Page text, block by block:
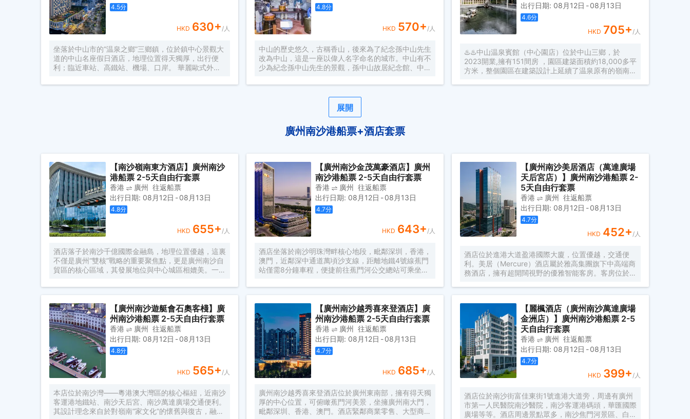
4.5分
HKD 630+/人
坐落於中山市的“温泉之鄉”三鄉鎮，位於鎮中心景觀大
道的中山名座假日酒店，地理位置得天獨厚，出行便
利；臨近車站、高鐵站、機場、口岸。 華麗歐式外
整片地下停車場、尊貴享受禮遇、高級轎車接送服務、
4.8分
HKD 570+/人
中山的歷史悠久，古稱香山，後來為了紀念孫中山先生
改為中山，這是一座以偉人名字命名的城市。中山有不
少為紀念孫中山先生的景觀，孫中山故居紀念館、中山
香的建築，很適合攝影愛好者前往拍照。中山南郊的長
江水世界是親子遊的好地方，著各種水上遊樂設施和水
療項目，感受清涼。情侶們則可以前往幻彩摩天輪，和
心愛的人在輪頂欣賞中山的無敵夜景。 作為孫中山的
居、中山城、岐江公園等都可以找到孫中山的遺跡。同
出行日期: 08月12日 -08月13日
4.6分
HKD 705+/人
♨️♨️中山温泉賓館（中心園店）位於中山三鄉，於
2023開業,擁有151間房 ，園區建築面積約18,000多平
方米，整個園區在建築設計上延續了温泉原有的嶺南風
展開
廣州南沙港船票+酒店套票
【南沙嶺南東方酒店】廣州南沙
港船票 2-5天自由行套票
香港 廣州 往返船票
出行日期: 08月12日 -08月13日
4.8分
HKD 655+/人
酒店落子於南沙千億國際金融島，地理位置優越，這裏
不僅是廣州“雙核”戰略的重要聚焦點，更是廣州南沙自
貿區的核心區域，其發展地位與中心城區相媲美。一小
的設計匠心獨運，融入中式古典美學。飄檐承襲古典起
翹之韻，整體造型俯瞰如字母“A”，既展中國氣派，又
含西式願景——Amazing（令人驚歎），
Astonishing（令人震撼），隱含着酒店將成為南沙乃
至全球矚目的中式美學新地標的美好期許。 酒店作為
南沙國際會展中心綜合體重要組成部分，以“木棉花
開，鴻翔海絲”之設計理念，以大灣區金融新地標之姿
態，締造南沙“立足灣區、協同港澳、面向世界”的實踐
範本。
【廣州南沙金茂萬豪酒店】廣州
南沙港船票 2-5天自由行套票
香港 廣州 往返船票
出行日期: 08月12日 -08月13日
4.7分
HKD 643+/人
酒店坐落於南沙明珠灣畔核心地段，毗鄰深圳，香港，
澳門，近鄰深中通道萬頃沙支線，距離地鐵4號線蕉門
站僅需8分鐘車程，便捷前往蕉門河公交總站可乘坐機
圈，距離深圳國際寶安機場僅需50分鐘車程。店內提
供小馬智行無人駕駛體驗券，可輕鬆前往南沙天后宮、
南沙濕地公園、廣汽科技館及環宇城購物中心等。 酒
店共有261間以海洋為設計靈感的客房及套房，詮釋現
代經典與優雅，滿足休閒賓客對在地文化的探索與體
驗。配備粵式風味的林苑中餐廳、中西結合的漁人碼頭
全日餐廳以及”雙重身份”的薄荷酒吧，體驗創新融合的
珍饈美饌。酒店擁有馬丁叔叔的農場，小朋友們可盡情
與小動物們互動亦或參與馬丁叔叔課堂，共度愉快的親
子時光。同時，酒店擁有1,600平方米的宴會及會議場
地以及寬敞的戶外草坪，可滿足不同的會議及宴會需
求，無論商務出行亦或休閒旅遊期待與您共赴南沙，遇
見另一種可能。
【廣州南沙美居酒店（萬達廣場
天后宮店）】廣州南沙港船票 2-
5天自由行套票
香港 廣州 往返船票
出行日期: 08月12日 -08月13日
4.7分
HKD 452+/人
酒店位於進港大道盈港國際大廈，位置優越，交通便
利。美居（Mercure）酒店屬於雅高集團旗下中高端商
務酒店，擁有超開闊視野的優雅智能客房。客房位於大
雅，是商務人士出差首善之選。 酒店客房內配有恒温
恒壓淋浴、全交換新風系統，高級自動智能馬桶及科勒
浴缸，AI客控系統給您帶來全新的入住體驗。酒店全體
工作人員攜人工智能機器人小美在“Make A Day A
Better Day”的理念下靜候您的光臨。
【廣州南沙遊艇會石奧客棧】廣
州南沙港船票 2-5天自由行套票
香港 廣州 往返船票
出行日期: 08月12日 -08月13日
4.8分
HKD 565+/人
本店位於南沙灣——粵港澳大灣區的核心樞紐，近南沙
客運港地鐵站、南沙天后宮、南沙萬達廣場交通便利。
其設計理念來自於對嶺南“家文化”的懷舊與復古，融合
【廣州南沙越秀喜來登酒店】廣
州南沙港船票 2-5天自由行套票
香港 廣州 往返船票
出行日期: 08月12日 -08月13日
4.7分
HKD 685+/人
廣州南沙越秀喜來登酒店位於廣州東南部，擁有得天獨
厚的中心位置，可俯瞰蕉門河美景，坐擁廣州南大門，
毗鄰深圳、香港、澳門。酒店緊鄰商業零售、大型商場
【麗楓酒店（廣州南沙萬達廣場
金洲店）】廣州南沙港船票 2-5
天自由行套票
香港 廣州 往返船票
出行日期: 08月12日 -08月13日
4.7分
HKD 399+/人
酒店位於南沙街富佳東街1號進港大道旁，周邊有廣州
市第一人民醫院南沙醫院，南沙客運港碼頭，華匯國際
廣場等等。酒店周邊景點眾多，南沙焦門河景區、白水